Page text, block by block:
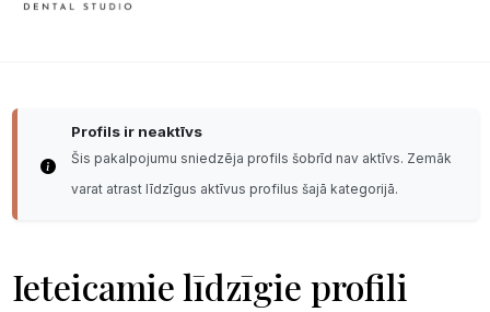
Profils ir neaktīvs
Šis pakalpojumu sniedzēja profils šobrīd nav aktīvs. Zemāk
varat atrast līdzīgus aktīvus profilus šajā kategorijā.
Ieteicamie līdzīgie profili